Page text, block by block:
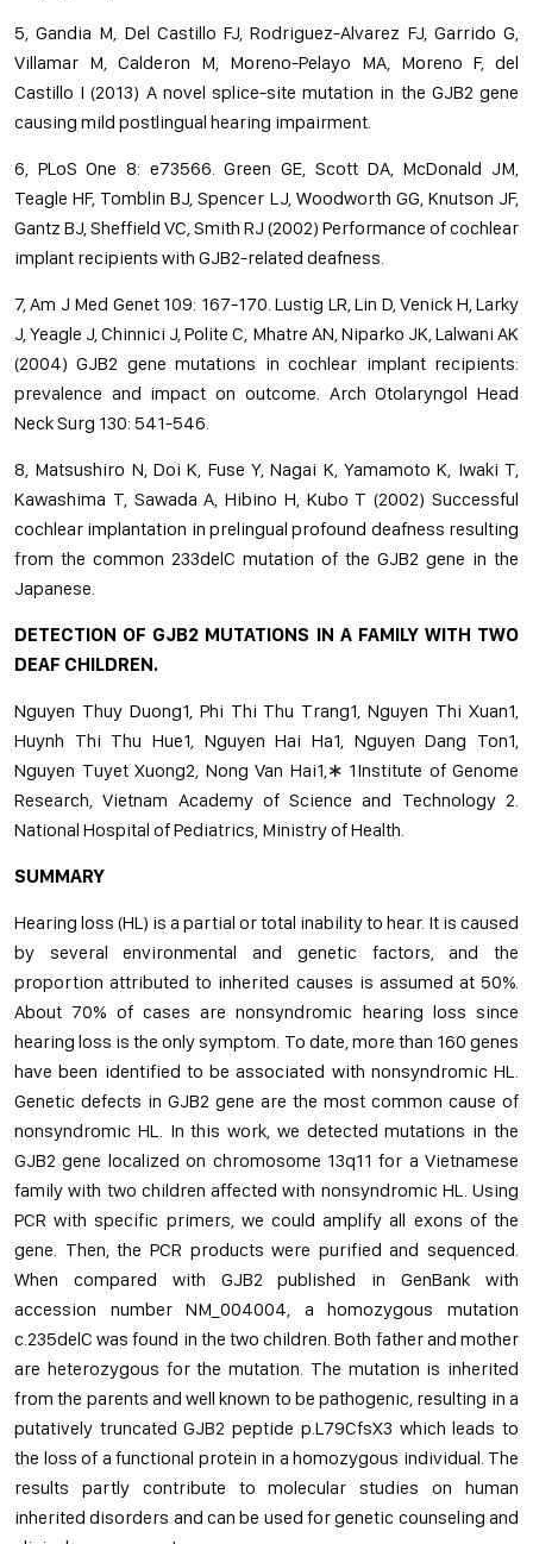
5, Gandia M, Del Castillo FJ, Rodriguez-Alvarez FJ, Garrido G,
Villamar M, Calderon M, Moreno-Pelayo MA, Moreno F, del
Castillo I (2013) A novel splice-site mutation in the GJB2 gene
causing mild postlingual hearing impairment.
6, PLoS One 8: e73566. Green GE, Scott DA, McDonald JM,
Teagle HF, Tomblin BJ, Spencer LJ, Woodworth GG, Knutson JF,
Gantz BJ, Sheffield VC, Smith RJ (2002) Performance of cochlear
implant recipients with GJB2-related deafness.
7, Am J Med Genet 109: 167-170. Lustig LR, Lin D, Venick H, Larky
J, Yeagle J, Chinnici J, Polite C, Mhatre AN, Niparko JK, Lalwani AK
(2004) GJB2 gene mutations in cochlear implant recipients:
prevalence and impact on outcome. Arch Otolaryngol Head
Neck Surg 130: 541-546.
8, Matsushiro N, Doi K, Fuse Y, Nagai K, Yamamoto K, Iwaki T,
Kawashima T, Sawada A, Hibino H, Kubo T (2002) Successful
cochlear implantation in prelingual profound deafness resulting
from the common 233delC mutation of the GJB2 gene in the
Japanese.
DETECTION OF GJB2 MUTATIONS IN A FAMILY WITH TWO
DEAF CHILDREN.
Nguyen Thuy Duong1, Phi Thi Thu Trang1, Nguyen Thi Xuan1,
Huynh Thi Thu Hue1, Nguyen Hai Ha1, Nguyen Dang Ton1,
Nguyen Tuyet Xuong2, Nong Van Hai1,∗ 1Institute of Genome
Research, Vietnam Academy of Science and Technology 2.
National Hospital of Pediatrics, Ministry of Health.
SUMMARY
Hearing loss (HL) is a partial or total inability to hear. It is caused
by several environmental and genetic factors, and the
proportion attributed to inherited causes is assumed at 50%.
About 70% of cases are nonsyndromic hearing loss since
hearing loss is the only symptom. To date, more than 160 genes
have been identified to be associated with nonsyndromic HL.
Genetic defects in GJB2 gene are the most common cause of
nonsyndromic HL. In this work, we detected mutations in the
GJB2 gene localized on chromosome 13q11 for a Vietnamese
family with two children affected with nonsyndromic HL. Using
PCR with specific primers, we could amplify all exons of the
gene. Then, the PCR products were purified and sequenced.
When compared with GJB2 published in GenBank with
accession number NM_004004, a homozygous mutation
c.235delC was found in the two children. Both father and mother
are heterozygous for the mutation. The mutation is inherited
from the parents and well known to be pathogenic, resulting in a
putatively truncated GJB2 peptide p.L79CfsX3 which leads to
the loss of a functional protein in a homozygous individual. The
results partly contribute to molecular studies on human
inherited disorders and can be used for genetic counseling and